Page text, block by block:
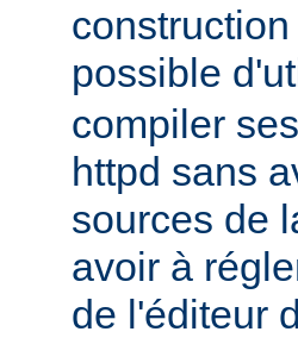
possible
compiler
httpd sans
sources de
avoir à
de l'éditeur